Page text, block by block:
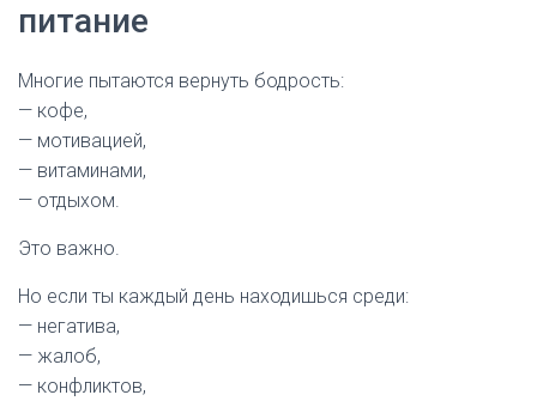
питание
Многие пытаются вернуть бодрость:
— кофе,
— мотивацией,
— витаминами,
— отдыхом.
Это важно.
Но если ты каждый день находишься среди:
— негатива,
— жалоб,
— конфликтов,